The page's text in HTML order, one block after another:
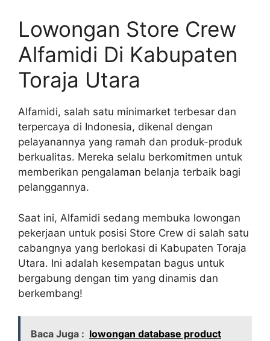
Lowongan Store Crew
Alfamidi Di Kabupaten
Toraja Utara
Alfamidi, salah satu minimarket terbesar dan
terpercaya di Indonesia, dikenal dengan
pelayanannya yang ramah dan produk-produk
berkualitas. Mereka selalu berkomitmen untuk
memberikan pengalaman belanja terbaik bagi
pelanggannya.
Saat ini, Alfamidi sedang membuka lowongan
pekerjaan untuk posisi Store Crew di salah satu
cabangnya yang berlokasi di Kabupaten Toraja
Utara. Ini adalah kesempatan bagus untuk
bergabung dengan tim yang dinamis dan
berkembang!
Baca Juga : lowongan database product